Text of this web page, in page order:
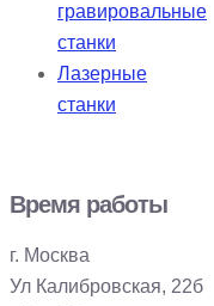
гравировальные
станки
Лазерные
станки
Время работы
г. Москва
Ул Калибровская, 22б